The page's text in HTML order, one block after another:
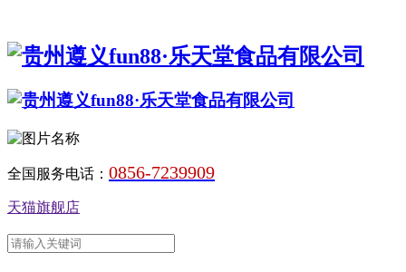
全国服务电话： 0856-7239909
天猫旗舰店